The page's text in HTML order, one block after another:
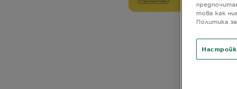
това как
Политика